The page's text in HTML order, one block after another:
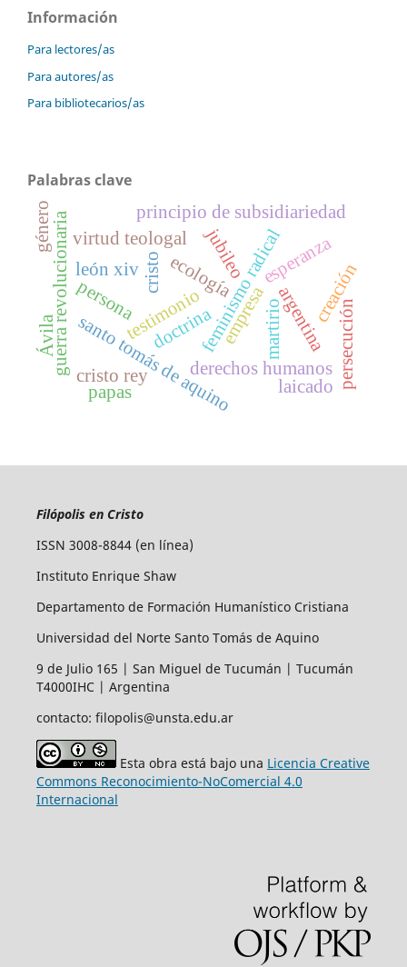
Información
Para lectores/as
Para autores/as
Para bibliotecarios/as
Palabras clave
feminismo radical
cristo
santo tomás de aquinoderechos humanos
cristo rey
testimonio
guerra revolucionaria martirioargentina
persona
virtud teologal
ecología creación
esperanza
principio de subsidiariedad
laicado
empresa
león xiv jubileo
Ávila persecución
doctrina
género
papas
Filópolis en Cristo
ISSN 3008-8844 (en línea)
Instituto Enrique Shaw
Departamento de Formación Humanístico Cristiana
Universidad del Norte Santo Tomás de Aquino
9 de Julio 165 | San Miguel de Tucumán | Tucumán
T4000IHC | Argentina
contacto: filopolis@unsta.edu.ar
Esta obra está bajo una Licencia Creative
Commons Reconocimiento-NoComercial 4.0
Internacional